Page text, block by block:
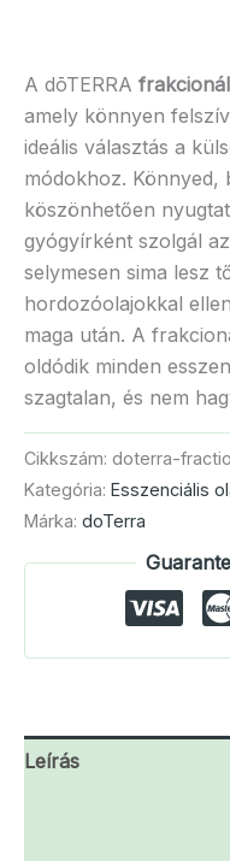
A dōTERRA
amely könnyen
ideális választás a
módokhoz.
köszönhetően
gyógyírként szolgál
selymesen sima lesz
hordozóolajokkal
maga után. A
oldódik minden
szagtalan, és nem
Cikkszám: doterra-
Kategória: Esszenciális
Márka: doTerra
Leírás